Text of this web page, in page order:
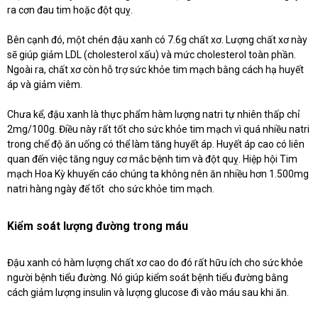
ra cơn đau tim hoặc đột quỵ.
Bên cạnh đó, một chén đậu xanh có 7.6g chất xơ. Lượng chất xơ này
sẽ giúp giảm LDL (cholesterol xấu) và mức cholesterol toàn phần.
Ngoài ra, chất xơ còn hỗ trợ sức khỏe tim mạch bằng cách hạ huyết
áp và giảm viêm.
Chưa kể, đậu xanh là thực phẩm hàm lượng natri tự nhiên thấp chỉ
2mg/100g. Điều này rất tốt cho sức khỏe tim mạch vì quá nhiều natri
trong chế độ ăn uống có thể làm tăng huyết áp. Huyết áp cao có liên
quan đến việc tăng nguy cơ mắc bệnh tim và đột quỵ. Hiệp hội Tim
mạch Hoa Kỳ khuyến cáo chúng ta không nên ăn nhiều hơn 1.500mg
natri hàng ngày để tốt cho sức khỏe tim mạch.
Kiểm soát lượng đường trong máu
Đậu xanh có hàm lượng chất xơ cao do đó rất hữu ích cho sức khỏe
người bệnh tiểu đường. Nó giúp kiểm soát bệnh tiểu đường bằng
cách giảm lượng insulin và lượng glucose đi vào máu sau khi ăn.